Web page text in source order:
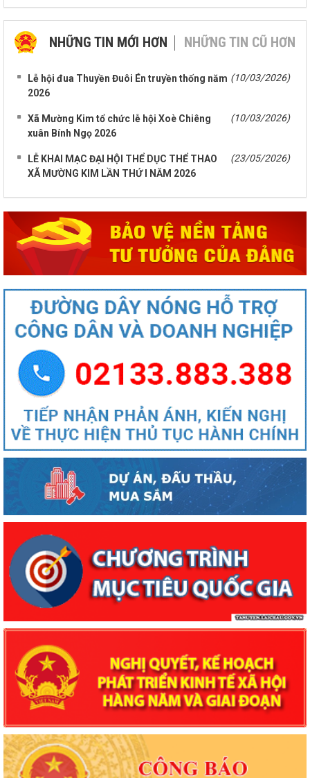
NHỮNG TIN MỚI HƠN NHỮNG TIN CŨ HƠN
Lễ hội đua Thuyền Đuôi Én truyền thống năm
2026
(10/03/2026)
Xã Mường Kim tổ chức lễ hội Xoè Chiêng
xuân Bính Ngọ 2026
(10/03/2026)
LỄ KHAI MẠC ĐẠI HỘI THỂ DỤC THỂ THAO
XÃ MƯỜNG KIM LẦN THỨ I NĂM 2026
(23/05/2026)